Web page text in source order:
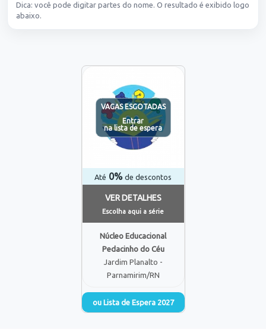
Dica: você pode digitar partes do nome. O resultado é exibido logo
abaixo.
VAGAS ESGOTADAS
Entrar
na lista de espera
Até 0% de descontos
VER DETALHES
Escolha aqui a série
Núcleo Educacional
Pedacinho do Céu
Jardim Planalto -
Parnamirim/RN
ou Lista de Espera 2027